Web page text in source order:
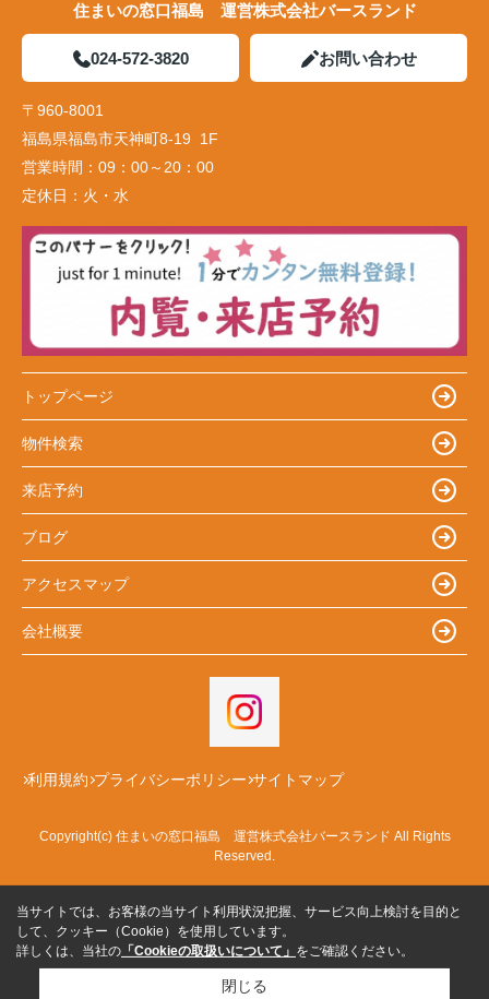
住まいの窓口福島 運営株式会社バースランド
024-572-3820 お問い合わせ
〒960-8001
福島県福島市天神町8-19 1F
営業時間： 09：00～20：00
定休日： 火・水
トップページ
物件検索
来店予約
ブログ
アクセスマップ
会社概要
利用規約 プライバシーポリシー サイトマップ
Copyright(c) 住まいの窓口福島 運営株式会社バースランド All Rights
Reserved.
当サイトでは、お客様の当サイト利用状況把握、サービス向上検討を目的と
して、クッキー（Cookie）を使用しています。
詳しくは、当社の 「Cookieの取扱いについて」 をご確認ください。
閉じる